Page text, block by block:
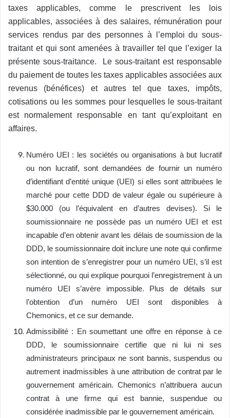
taxes applicables, comme le prescrivent les lois
applicables, associées à des salaires, rémunération pour
services rendus par des personnes à l’emploi du sous-
traitant et qui sont amenées à travailler tel que l’exiger la
présente sous-traitance. Le sous-traitant est responsable
du paiement de toutes les taxes applicables associées aux
revenus (bénéfices) et autres tel que taxes, impôts,
cotisations ou les sommes pour lesquelles le sous-traitant
est normalement responsable en tant qu’exploitant en
affaires.
Numéro UEI : les sociétés ou organisations à but lucratif
ou non lucratif, sont demandées de fournir un numéro
d’identifiant d’entité unique (UEI) si elles sont attribuées le
marché pour cette DDD de valeur égale ou supérieure à
$30.000 (ou l’équivalent en d’autres devises). Si le
soumissionnaire ne possède pas un numéro UEI et est
incapable d’en obtenir avant les délais de soumission de la
DDD, le soumissionnaire doit inclure une note qui confirme
son intention de s’enregistrer pour un numéro UEI, s’il est
sélectionné, ou qui explique pourquoi l’enregistrement à un
numéro UEI s’avère impossible. Plus de détails sur
l’obtention d’un numéro UEI sont disponibles à
Chemonics, et ce sur demande.
Admissibilité : En soumettant une offre en réponse à ce
DDD, le soumissionnaire certifie que ni lui ni ses
administrateurs principaux ne sont bannis, suspendus ou
autrement inadmissibles à une attribution de contrat par le
gouvernement américain. Chemonics n’attribuera aucun
contrat à une firme qui est bannie, suspendue ou
considérée inadmissible par le gouvernement américain.